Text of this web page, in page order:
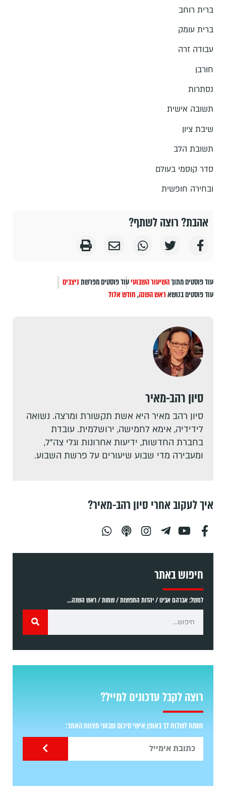
ברית רוחב
ברית עומק
עבודה זרה
חורבן
נסתרות
תשובה אישית
שיבת ציון
תשובת הלב
סדר קוסמי בעולם
ובחירה חופשית
אהבת? רוצה לשתף?
עוד פוסטים מתוךהשיעור השבועיעוד פוסטים מפרשתניצבים
עוד פוסטים בנושאראש השנה,חודש אלול
סיון רהב-מאיר
סיון רהב מאיר היא אשת תקשורת ומרצה. נשואה
לידידיה, אימא לחמישה, ירושלמית. עובדת
בחברת החדשות, ידיעות אחרונות וגלי צה"ל,
ומעבירה מדי שבוע שיעורים על פרשת השבוע.
איך לעקוב אחרי סיון רהב-מאיר?
חיפוש באתר
למשל: אברהם אבינו / יהדות התפוצות / שמות / ראש השנה...
רוצה לקבל עדכונים למייל?
נשמח לשלוח לך באופן אישי סיכום שבועי מצוות האתר: